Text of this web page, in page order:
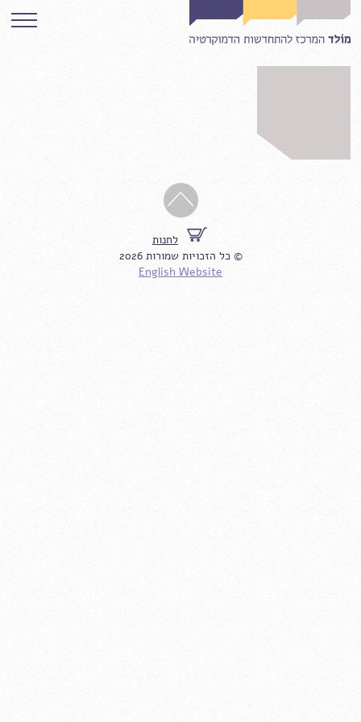
לחנות
© כל הזכויות שמורות 2026
English Website